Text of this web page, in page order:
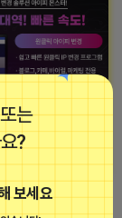
는
?
보세요
전국 최저가 마케팅
스!!